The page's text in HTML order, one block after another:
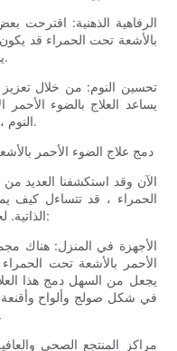
بالأشعة تحت الحمراء قد يكون
يساعد على تقليل أعراض الاكتئاب والقلق.
يساعد العلاج بالضوء
النوم ، مما يؤدي إلى تحسين العافية بشكل عام.
دمج علاج الضوء الأحمر
الآن وقد استكشفنا العديد من
الحمراء ، قد تتساءل كيف
الذاتية. لحسن الحظ ، هناك عدة طرق للقيام بذلك:
الأحمر بالأشعة تحت
يجعل من السهل دمج هذا
في شكل صولج وألواح
محددة من الجسم أو علاج الجسم بأكمله.